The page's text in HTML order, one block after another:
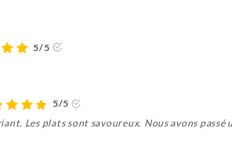
5/5
5/5
Les plats sont savoureux. Nous avons passé